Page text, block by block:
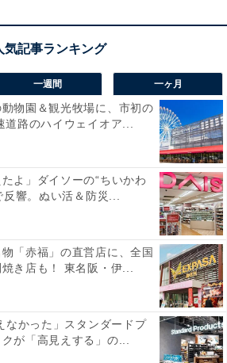
ル充電可能。リン酸鉄系バッテリー
る設計と、UPS機能による自動バッ
への備えに安心感がある」「冷蔵
いう声があがっています。一方
で移動には注意」という声も。万が
、おすすめの商品といえそうです。
一週間 一ヶ月
動物園＆観光牧場に、市初の
路のハイウェイオア...
たよ」ダイソーの“ちいかわ
響。ぬい活＆防災...
物「赤福」の直営店に、全国
き店も！ 東名阪・伊...
なかった」スタンダードプ
が「高見えする」の...